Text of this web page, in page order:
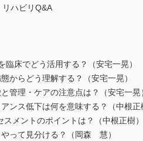
ハビリQ&A
床でどう活用する？（安宅一晃）
からどう理解する？（安宅一晃）
理・ケアの注意点は？（安宅一晃
ス低下は何を意味する？（中根正
メントのポイントは？（中根正樹）
って見分ける？（岡森 慧）